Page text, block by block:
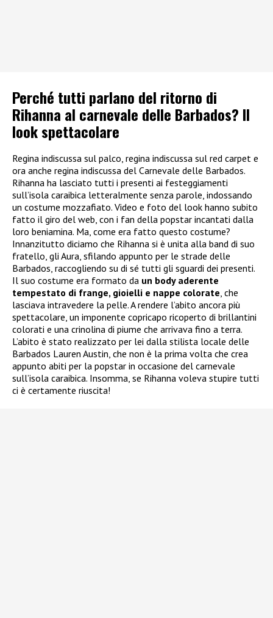
Perché tutti parlano del ritorno di
Rihanna al carnevale delle Barbados? Il
look spettacolare
Regina indiscussa sul palco, regina indiscussa sul red carpet e
ora anche regina indiscussa del Carnevale delle Barbados.
Rihanna ha lasciato tutti i presenti ai festeggiamenti
sull’isola caraibica letteralmente senza parole, indossando
un costume mozzafiato. Video e foto del look hanno subito
fatto il giro del web, con i fan della popstar incantati dalla
loro beniamina. Ma, come era fatto questo costume?
Innanzitutto diciamo che Rihanna si è unita alla band di suo
fratello, gli Aura, sfilando appunto per le strade delle
Barbados, raccogliendo su di sé tutti gli sguardi dei presenti.
Il suo costume era formato da un body aderente
tempestato di frange, gioielli e nappe colorate , che
lasciava intravedere la pelle. A rendere l’abito ancora più
spettacolare, un imponente copricapo ricoperto di brillantini
colorati e una crinolina di piume che arrivava fino a terra.
L’abito è stato realizzato per lei dalla stilista locale delle
Barbados Lauren Austin, che non è la prima volta che crea
appunto abiti per la popstar in occasione del carnevale
sull’isola caraibica. Insomma, se Rihanna voleva stupire tutti
ci è certamente riuscita!